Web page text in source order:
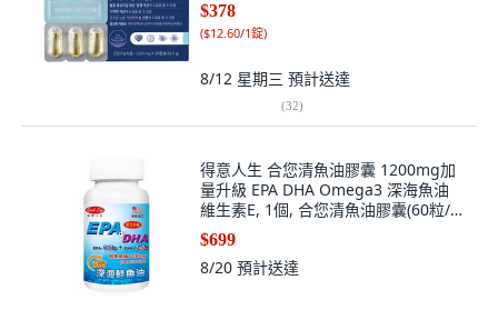
$378
($12.60/1錠)
8/12 星期三 預計送達
(32)
得意人生 合您清魚油膠囊 1200mg加
量升級 EPA DHA Omega3 深海魚油
維生素E, 1個, 合您清魚油膠囊(60粒/
罐)
$699
8/20 預計送達